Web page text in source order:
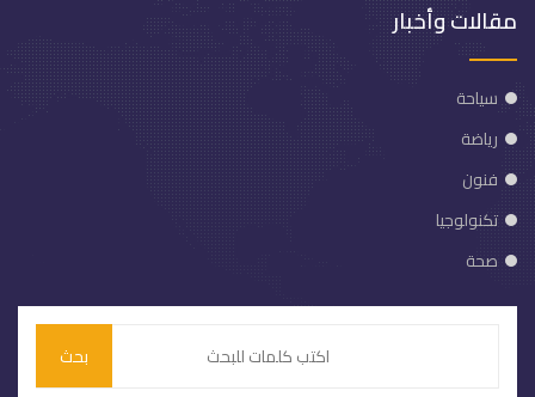
مقالات وأخبار
سياحة
رياضة
فنون
تكنولوجيا
صحة
بحث